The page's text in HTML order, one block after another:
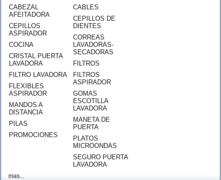
CABEZAL
AFEITADORA
CEPILLOS
ASPIRADOR
COCINA
CRISTAL PUERTA
LAVADORA
FILTRO LAVADORA
FLEXIBLES
ASPIRADOR
MANDOS A
DISTANCIA
PILAS
PROMOCIONES
CABLES
CEPILLOS DE
DIENTES
CORREAS
LAVADORAS-
SECADORAS
FILTROS
FILTROS
ASPIRADOR
GOMAS
ESCOTILLA
LAVADORA
MANETA DE
PUERTA
PLATOS
MICROONDAS
SEGURO PUERTA
LAVADORA
mas...